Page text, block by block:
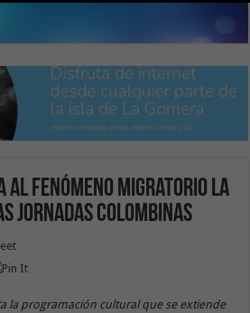
al fenómeno migratorio la
Jornadas Colombinas
la programación cultural que se extiende